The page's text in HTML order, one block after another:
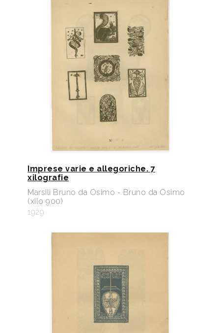
Imprese varie e allegoriche. 7
xilografie
Marsili Bruno da Osimo - Bruno da Osimo
(xilo 900)
1929